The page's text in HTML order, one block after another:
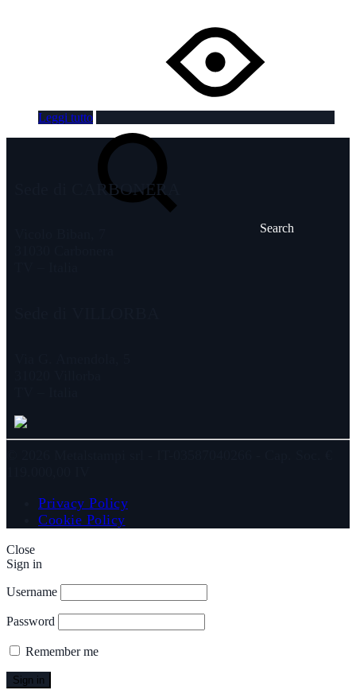
Search
Leggi tutto
Sede di CARBONERA
Privacy Policy
Cookie Policy
Close
Sign in
Username
Password
Remember me
Sign in